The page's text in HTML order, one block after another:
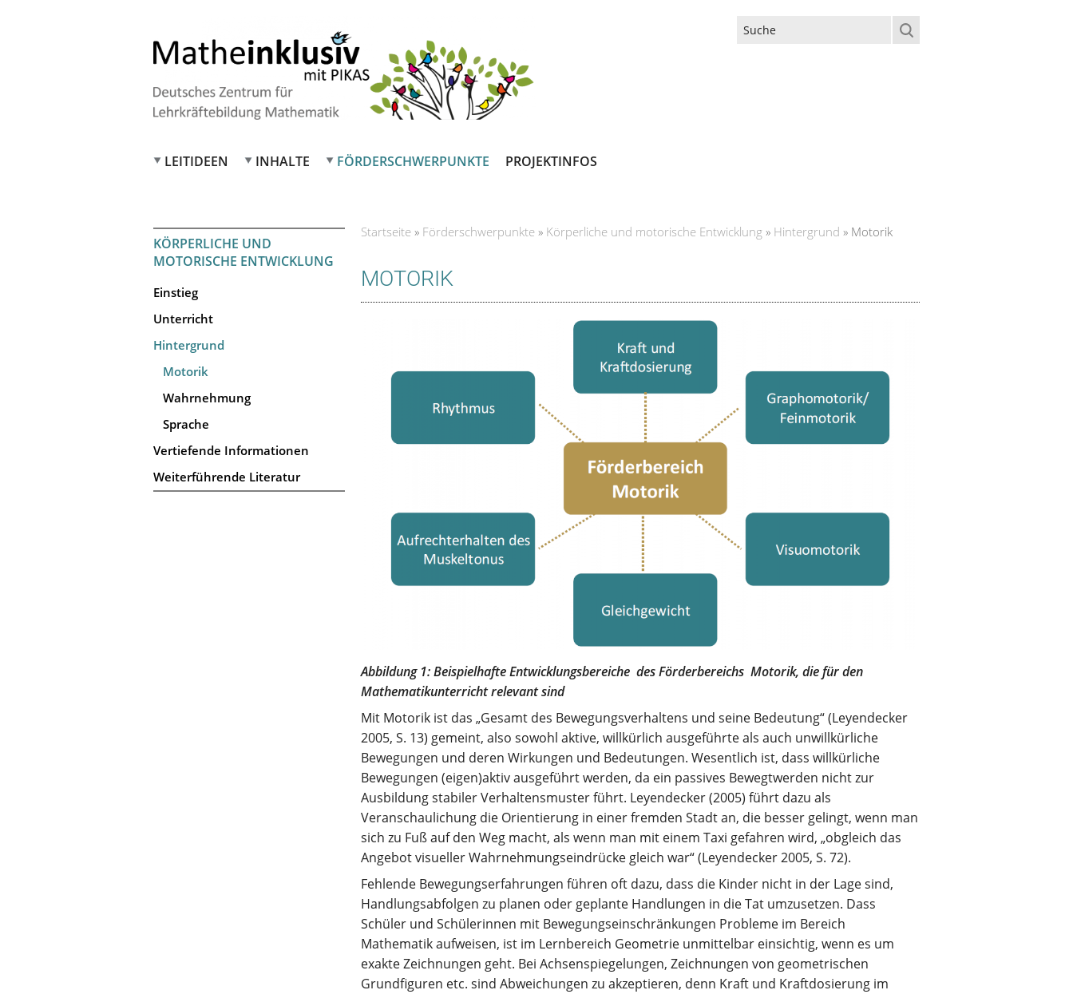
LEITIDEEN INHALTE FÖRDERSCHWERPUNKTE PROJEKTINFOS
KÖRPERLICHE UND
MOTORISCHE ENTWICKLUNG
Einstieg
Unterricht
Hintergrund
Motorik
Wahrnehmung
Sprache
Vertiefende Informationen
Weiterführende Literatur
Startseite » Förderschwerpunkte » Körperliche und motorische Entwicklung » Hintergrund » Motorik
MOTORIK
Abbildung 1: Beispielhafte Entwicklungsbereiche des Förderbereichs Motorik, die für den
Mathematikunterricht relevant sind
Mit Motorik ist das „Gesamt des Bewegungsverhaltens und seine Bedeutung“ (Leyendecker
2005, S. 13) gemeint, also sowohl aktive, willkürlich ausgeführte als auch unwillkürliche
Bewegungen und deren Wirkungen und Bedeutungen. Wesentlich ist, dass willkürliche
Bewegungen (eigen)aktiv ausgeführt werden, da ein passives Bewegtwerden nicht zur
Ausbildung stabiler Verhaltensmuster führt. Leyendecker (2005) führt dazu als
Veranschaulichung die Orientierung in einer fremden Stadt an, die besser gelingt, wenn man
sich zu Fuß auf den Weg macht, als wenn man mit einem Taxi gefahren wird, „obgleich das
Angebot visueller Wahrnehmungseindrücke gleich war“ (Leyendecker 2005, S. 72).
Fehlende Bewegungserfahrungen führen oft dazu, dass die Kinder nicht in der Lage sind,
Handlungsabfolgen zu planen oder geplante Handlungen in die Tat umzusetzen. Dass
Schüler und Schülerinnen mit Bewegungseinschränkungen Probleme im Bereich
Mathematik aufweisen, ist im Lernbereich Geometrie unmittelbar einsichtig, wenn es um
exakte Zeichnungen geht. Bei Achsenspiegelungen, Zeichnungen von geometrischen
Grundfiguren etc. sind Abweichungen zu akzeptieren, denn Kraft und Kraftdosierung im